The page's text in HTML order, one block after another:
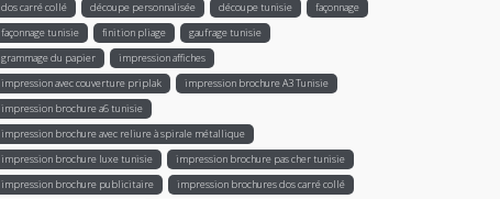
dos carré collé découpe personnalisée découpe tunisie
façonnage
façonnage tunisie
finition pliage
gaufrage tunisie
grammage du papier
impression affiches
impression avec couverture priplak
impression brochure A3 Tunisie
impression brochure a6 tunisie
impression brochure avec reliure à spirale métallique
impression brochure luxe tunisie
impression brochure pas cher tunisie
impression brochure publicitaire
impression brochures dos carré collé